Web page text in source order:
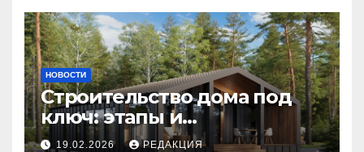
НОВОСТИ
Строительство дома под
ключ: этапы и
планирование бюджета
19.02.2026 РЕДАКЦИЯ